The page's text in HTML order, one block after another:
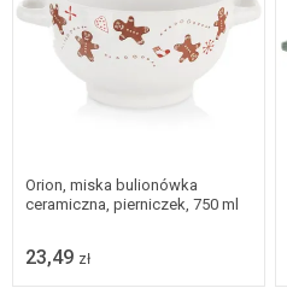
Orion, miska bulionówka
ceramiczna, pierniczek, 750 ml
23,49 zł